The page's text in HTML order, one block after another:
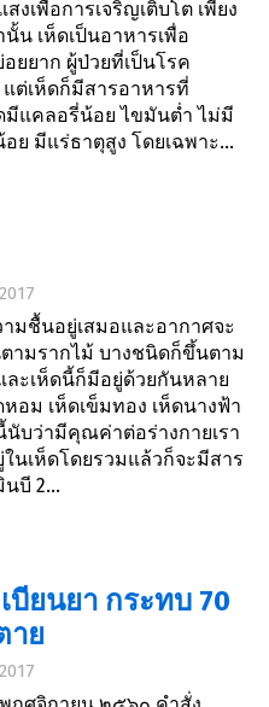
งเพื่อการเจริญเติบโต เพียง
น เห็ดเป็นอาหารเพื่อ
ยยาก ผู้ป่วยที่เป็นโรค
ต่เห็ดก็มีสารอาหารที่
มีแคลอรี่น้อย ไขมันต่ำ ไม่มี
ย มีแร่ธาตุสูง โดยเฉพาะ...
มชื้นอยู่เสมอและอากาศจะ
ามรากไม้ บางชนิดก็ขึ้นตาม
ะเห็ดนี้ก็มีอยู่ด้วยกันหลาย
อม เห็ดเข็มทอง เห็ดนางฟ้า
นับว่ามีคุณค่าต่อร่างกายเรา
นเห็ดโดยรวมแล้วก็จะมีสาร
บี 2...
บียนยา กระทบ 70
าย